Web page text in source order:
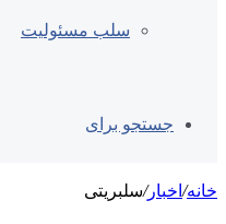
سلب مسئولیت
جستجو برای
خانه/ اخبار/سلبریتی